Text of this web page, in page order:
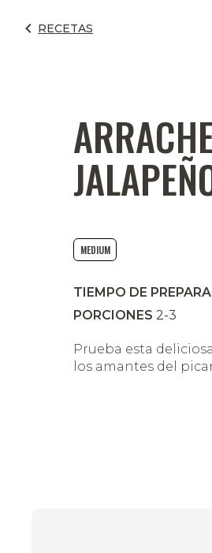
RECETAS
MEDIUM
TIEMPO DE
PORCIONES 2-3
Prueba esta
los amantes del